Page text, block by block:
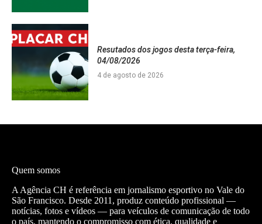
Resutados dos jogos desta terça-feira,
04/08/2026
4 de agosto de 2026
Quem somos
A Agência CH é referência em jornalismo esportivo no Vale do
São Francisco. Desde 2011, produz conteúdo profissional —
notícias, fotos e vídeos — para veículos de comunicação de todo
o país, mantendo o compromisso com ética, qualidade e